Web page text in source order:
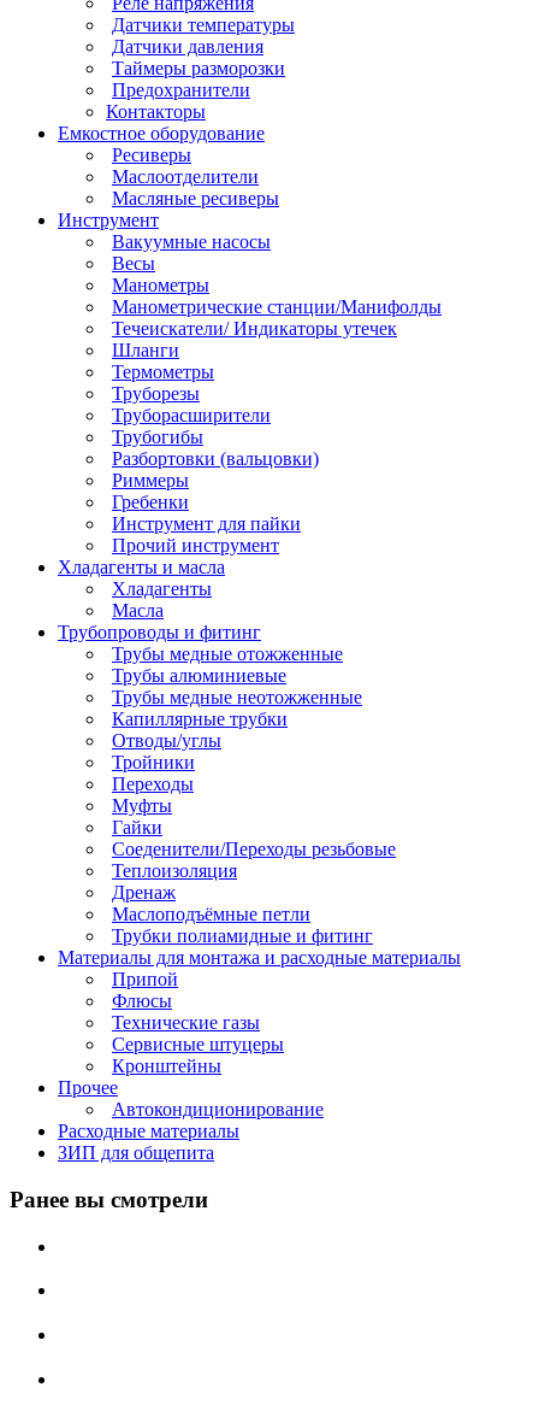
Датчики температуры
Датчики давления
Таймеры разморозки
Предохранители
Контакторы
Емкостное оборудование
Ресиверы
Маслоотделители
Масляные ресиверы
Инструмент
Вакуумные насосы
Весы
Манометры
Манометрические станции/Манифолды
Течеискатели/ Индикаторы утечек
Шланги
Термометры
Труборезы
Труборасширители
Трубогибы
Разбортовки (вальцовки)
Риммеры
Гребенки
Инструмент для пайки
Прочий инструмент
Хладагенты и масла
Хладагенты
Масла
Трубопроводы и фитинг
Трубы медные отожженные
Трубы алюминиевые
Трубы медные неотожженные
Капиллярные трубки
Отводы/углы
Тройники
Переходы
Муфты
Гайки
Соеденители/Переходы резьбовые
Теплоизоляция
Дренаж
Маслоподъёмные петли
Трубки полиамидные и фитинг
Материалы для монтажа и расходные материалы
Припой
Флюсы
Технические газы
Сервисные штуцеры
Кронштейны
Прочее
Автокондиционирование
Расходные материалы
ЗИП для общепита
Ранее вы смотрели